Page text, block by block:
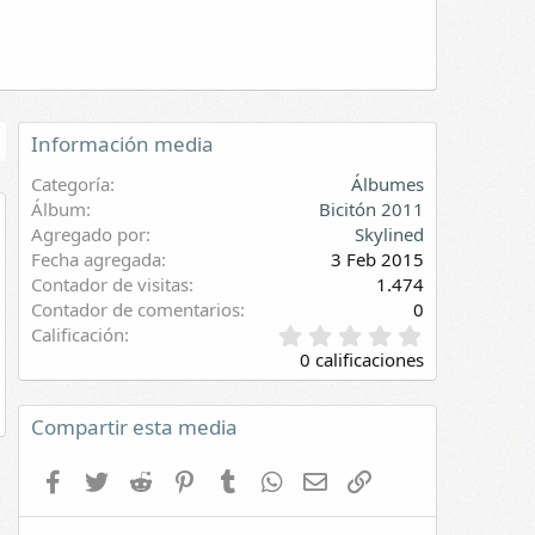
Información media
Categoría
Álbumes
Álbum
Bicitón 2011
Agregado por
Skylined
Fecha agregada
3 Feb 2015
Contador de visitas
1.474
Contador de comentarios
0
Calificación
,
0
0
0 calificaciones
Compartir esta media
Facebook
Twitter Reddit PinterestTumblr WhatsApp
E-mail